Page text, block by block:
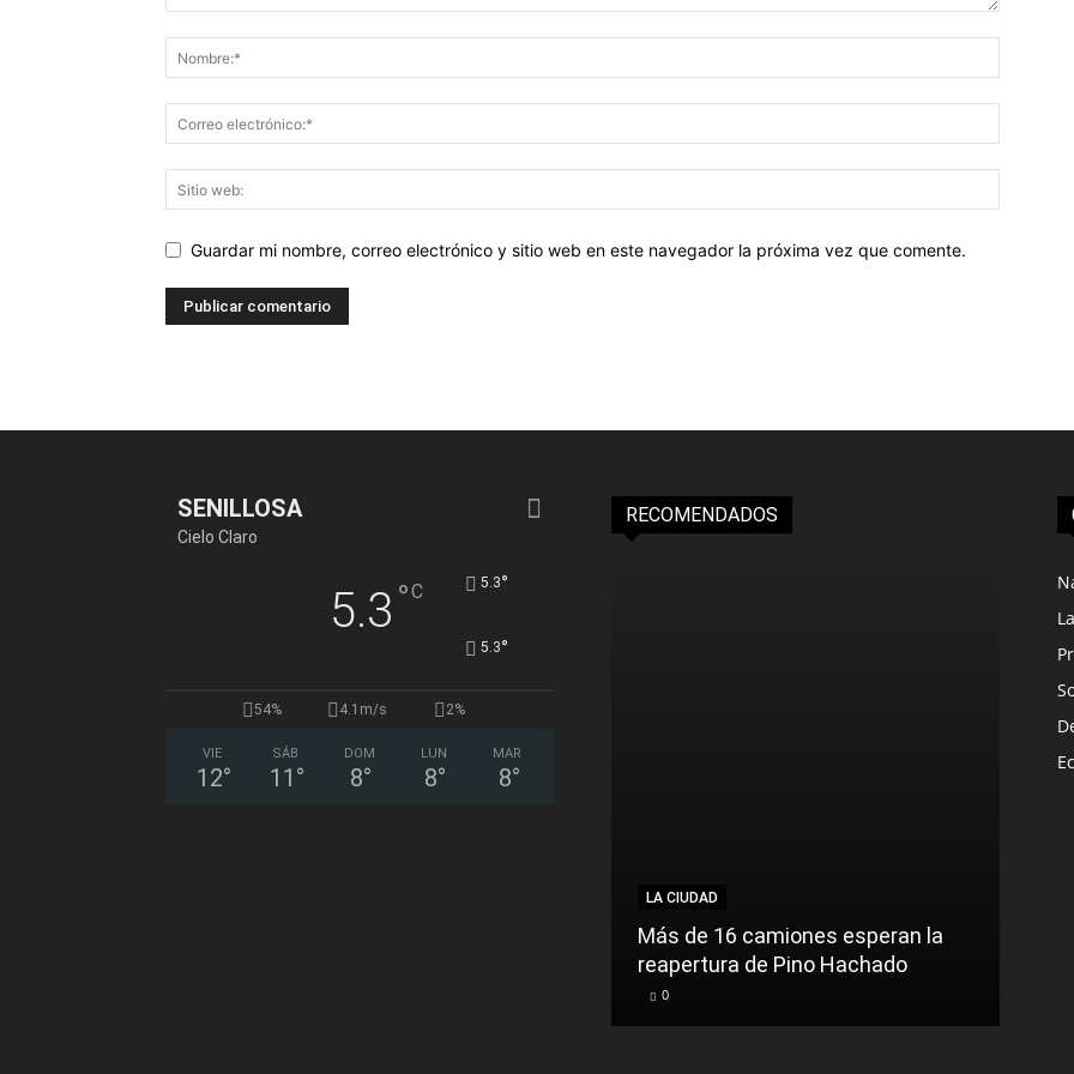
Guardar mi nombre, correo electrónico y sitio web en este navegador la próxima vez que comente.
SENILLOSA
Cielo Claro
5.3 °C 5.3°
5.3°
54% 4.1m/s 2%
VIE
12°
SÁB
11 °
DOM
8°
LUN
8°
MAR
8°
RECOMENDADOS
LA CIUDAD
Más de 16 camiones esperan la
reapertura de Pino Hachado
0